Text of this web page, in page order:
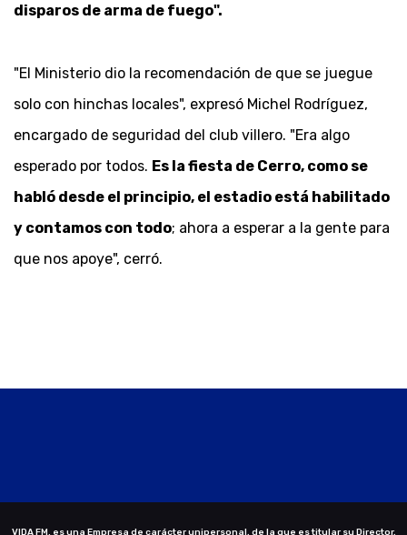
disparos de arma de fuego".
"El Ministerio dio la recomendación de que se juegue
solo con hinchas locales", expresó Michel Rodríguez,
encargado de seguridad del club villero. "Era algo
esperado por todos. Es la fiesta de Cerro, como se
habló desde el principio, el estadio está habilitado
y contamos con todo; ahora a esperar a la gente para
que nos apoye", cerró.
VIDA FM. es una Empresa de carácter unipersonal, de la que es titular su Director,